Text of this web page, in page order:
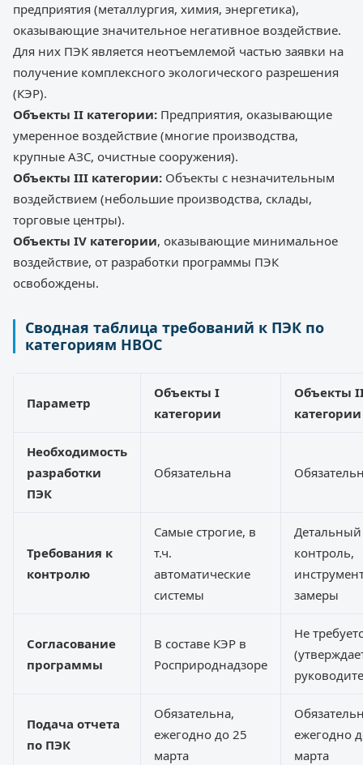
предприятия (металлургия, химия, энергетика),
оказывающие значительное негативное воздействие.
Для них ПЭК является неотъемлемой частью заявки на
получение комплексного экологического разрешения
(КЭР).
Объекты II категории: Предприятия, оказывающие
умеренное воздействие (многие производства,
крупные АЗС, очистные сооружения).
Объекты III категории: Объекты с незначительным
воздействием (небольшие производства, склады,
торговые центры).
Объекты IV категории, оказывающие минимальное
воздействие, от разработки программы ПЭК
освобождены.
Сводная таблица требований к ПЭК по
категориям НВОС
Параметр
Объекты I
категории
Объекты
категории
Необходимость
разработки
ПЭК
Обязательна
Требования к
контролю
Самые строгие, в
т.ч.
автоматические
системы
Детальный
контроль,
замеры
Согласование
программы
В составе КЭР в
Росприроднадзоре
Не
Подача отчета
по ПЭК
Обязательна,
ежегодно до 25
марта
ежегодно
марта